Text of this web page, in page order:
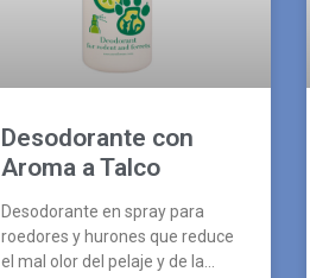
Desodorante con
Aroma a Talco
Desodorante en spray para
roedores y hurones que reduce
el mal olor del pelaje y de la